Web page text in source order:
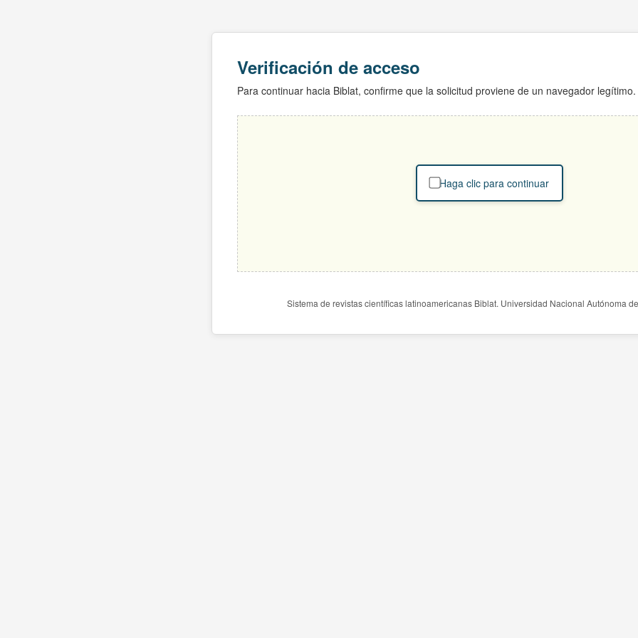
Verificación de acceso
Para continuar hacia Biblat, confirme que la solicitud proviene de un navegador legítimo.
Haga clic para continuar
Sistema de revistas científicas latinoamericanas Biblat. Universidad Nacional Autónoma